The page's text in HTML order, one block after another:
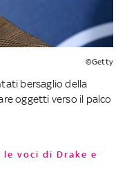
©Getty
bersaglio della
oggetti verso il palco